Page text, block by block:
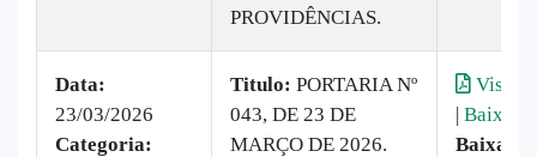
PROVIDÊNCIAS.
Data:
23/03/2026
Categoria:
Titulo: PORTARIA Nº
043, DE 23 DE
MARÇO DE 2026.
| Baixar
Baixado: